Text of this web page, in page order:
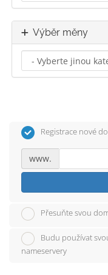
Výběr měny
Registrace nové
www.
Přesuňte svou
Budu používat
nameservery